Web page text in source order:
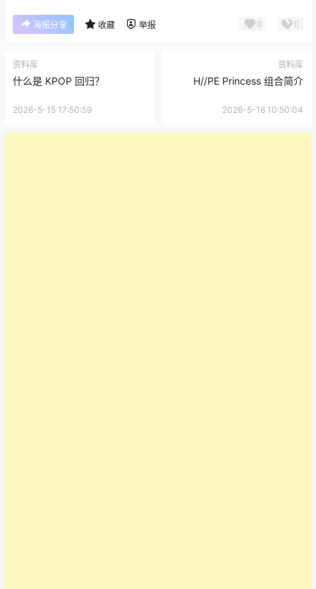
海报分享 收藏 举报 0 0
资料库
什么是 KPOP 回归？
2026-5-15 17:50:59
资料库
H//PE Princess 组合简介
2026-5-16 10:50:04